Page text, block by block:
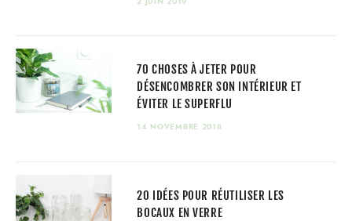
70 CHOSES À JETER POUR
DÉSENCOMBRER SON INTÉRIEUR ET
ÉVITER LE SUPERFLU
14 NOVEMBRE 2018
20 IDÉES POUR RÉUTILISER LES
BOCAUX EN VERRE